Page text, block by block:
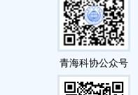
青海科协公众号